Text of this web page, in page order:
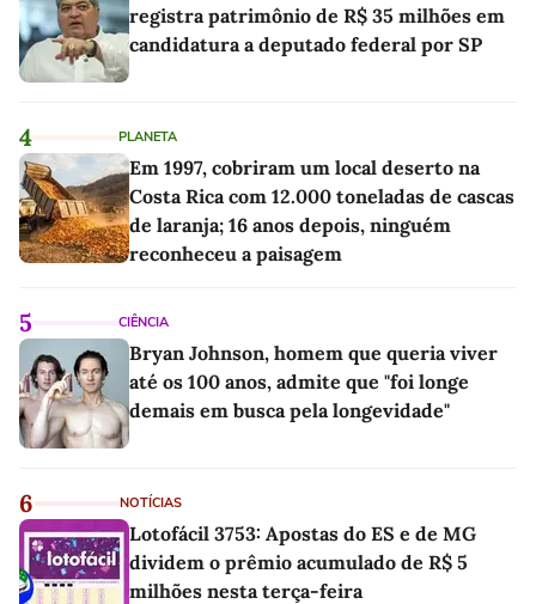
registra patrimônio de R$ 35 milhões em
candidatura a deputado federal por SP
4 PLANETA
Em 1997, cobriram um local deserto na
Costa Rica com 12.000 toneladas de cascas
de laranja; 16 anos depois, ninguém
reconheceu a paisagem
5 CIÊNCIA
Bryan Johnson, homem que queria viver
até os 100 anos, admite que "foi longe
demais em busca pela longevidade"
6 NOTÍCIAS
Lotofácil 3753: Apostas do ES e de MG
dividem o prêmio acumulado de R$ 5
milhões nesta terça-feira